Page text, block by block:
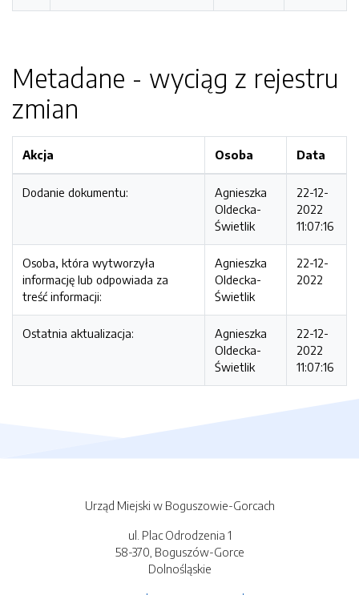
Metadane - wyciąg z rejestru
zmian
Akcja Osoba Data
Dodanie dokumentu:
Agnieszka
Oldecka-
Świetlik
22-12-
2022
11:07:16
Osoba, która wytworzyła
informację lub odpowiada za
treść informacji:
Agnieszka
Oldecka-
Świetlik
22-12-
2022
Ostatnia aktualizacja:
Agnieszka
Oldecka-
Świetlik
22-12-
2022
11:07:16
Urząd Miejski w Boguszowie-Gorcach
ul. Plac Odrodzenia 1
58-370, Boguszów-Gorce
Dolnośląskie